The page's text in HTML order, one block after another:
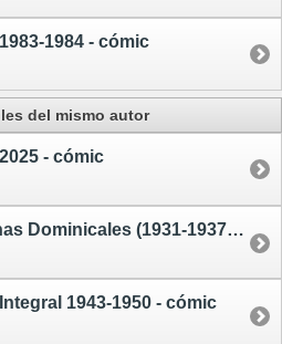
1984 - cómic
del mismo autor
- cómic
Tarzan. Las Páginas Dominicales (1931-1937) - cómic
1943-1950 - cómic